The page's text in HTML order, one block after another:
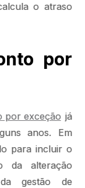
o atraso
por
por exceçãojá
anos. Em
para incluir o
da alteração
gestão de